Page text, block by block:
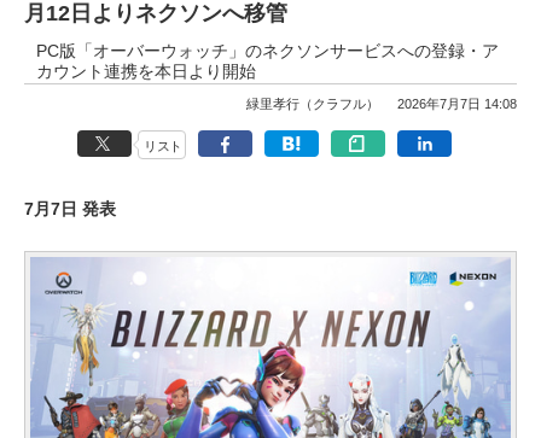
月12日よりネクソンへ移管
PC版「オーバーウォッチ」のネクソンサービスへの登録・ア
カウント連携を本日より開始
緑里孝行（クラフル） 2026年7月7日 14:08
リスト
7月7日 発表